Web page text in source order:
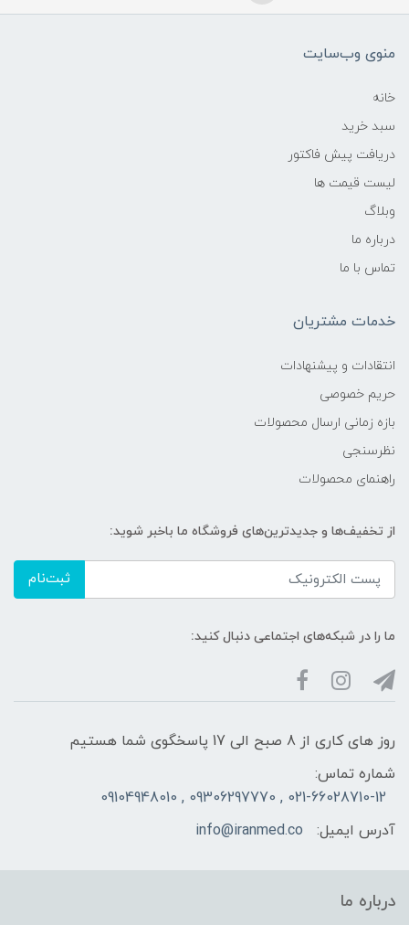
منوی وب‌سایت
خانه
سبد خرید
دریافت پیش فاکتور
لیست قیمت ها
وبلاگ
درباره ما
تماس با ما
خدمات مشتریان
انتقادات و پیشنهادات
حریم خصوصی
بازه زمانی ارسال محصولات
نظرسنجی
راهنمای محصولات
از تخفیف‌ها و جدیدترین‌های فروشگاه ما باخبر شوید:
ثبت‌نام
ما را در شبکه‌های اجتماعی دنبال کنید:
روز های کاری از 8 صبح الی 17 پاسخگوی شما هستیم
شماره تماس:
021-66028710-12 , 09306297770 , 09104948010
آدرس ایمیل:
info@iranmed.co
درباره ما